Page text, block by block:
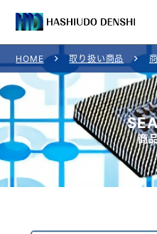
取り
取り扱い
ご
HOME 取り扱い商品
商